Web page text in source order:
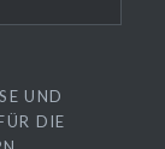
UND
DIE